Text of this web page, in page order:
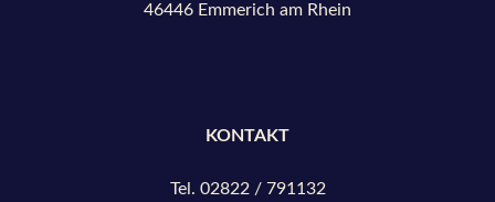
46446 Emmerich am Rhein
KONTAKT
Tel. 02822 / 791132